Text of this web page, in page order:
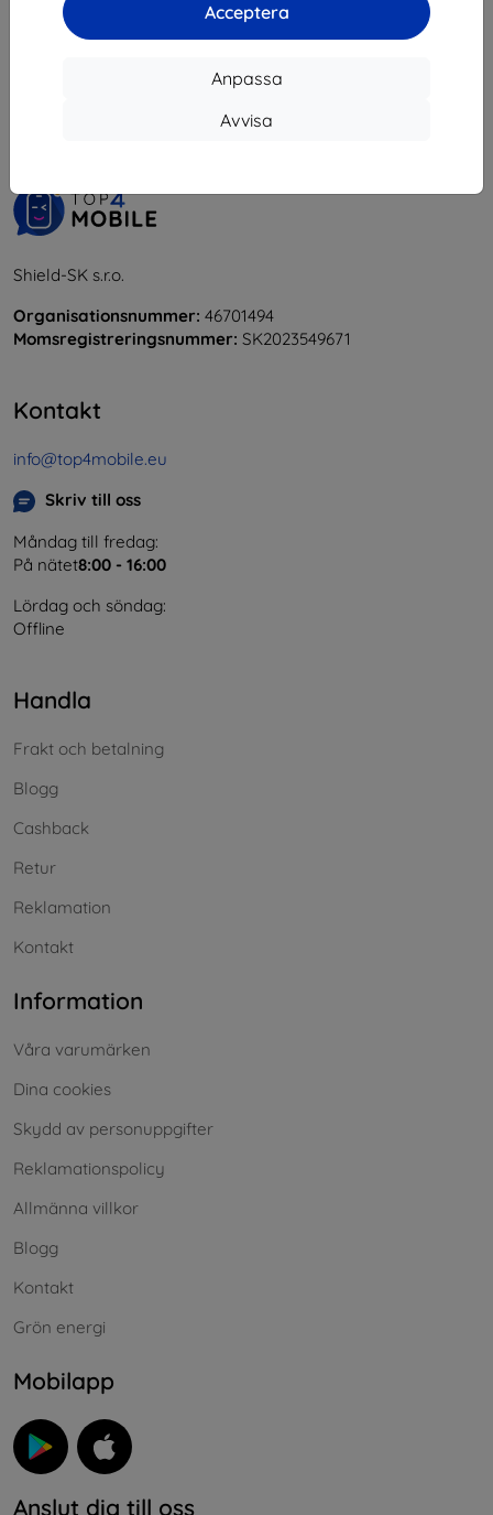
Acceptera
Anpassa
Avvisa
Shield-SK s.r.o.
Organisationsnummer: 46701494
Momsregistreringsnummer: SK2023549671
Kontakt
info@top4mobile.eu
Skriv till oss
Måndag till fredag:
På nätet8:00 - 16:00
Lördag och söndag:
Offline
Handla
Frakt och betalning
Blogg
Cashback
Retur
Reklamation
Kontakt
Information
Våra varumärken
Dina cookies
Skydd av personuppgifter
Reklamationspolicy
Allmänna villkor
Blogg
Kontakt
Grön energi
Mobilapp
Anslut dig till oss